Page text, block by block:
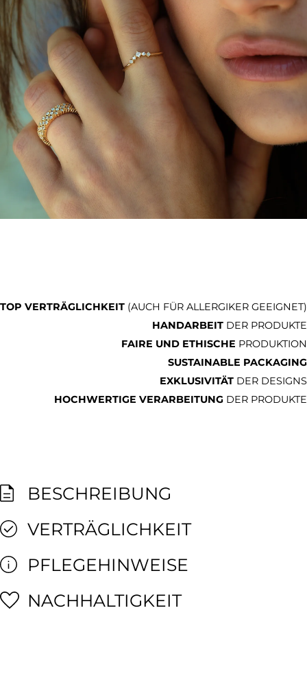
TOP VERTRÄGLICHKEIT (AUCH FÜR ALLERGIKER GEEIGNET)
HANDARBEIT DER PRODUKTE
FAIRE UND ETHISCHE PRODUKTION
SUSTAINABLE PACKAGING
EXKLUSIVITÄT DER DESIGNS
HOCHWERTIGE VERARBEITUNG DER PRODUKTE
BESCHREIBUNG
VERTRÄGLICHKEIT
PFLEGEHINWEISE
NACHHALTIGKEIT